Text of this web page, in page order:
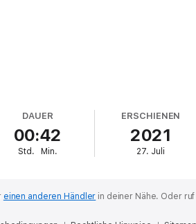
blue panther books ...
DAUER
00:42
Std. Min.
ERSCHIENEN
2021
27. Juli
einen anderen Händler in deiner Nähe. Oder